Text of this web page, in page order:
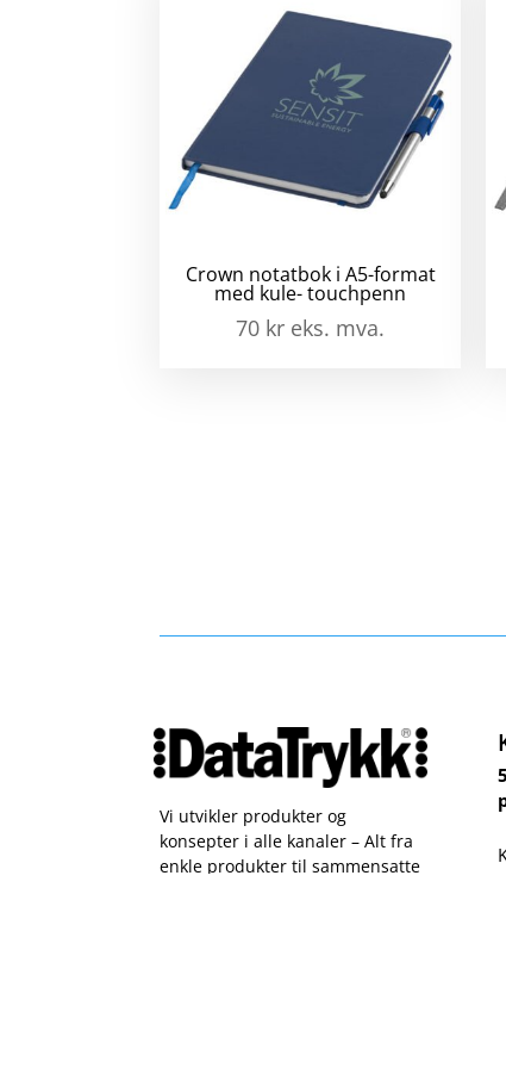
Crown notatbok i A5-format
med kule- touchpenn
70 kr eks. mva.
Vi utvikler produkter og
konsepter i alle kanaler – Alt fra
enkle produkter til sammensatte